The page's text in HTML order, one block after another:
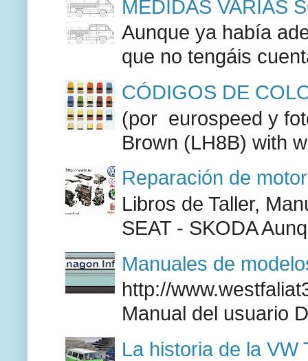
MEDIDAS VARIAS
Aunque ya había
que no tengáis
CÓDIGOS DE
(por eurospeed y
Brown (LH8B) with
Reparación de
Libros de Taller,
SEAT - SKODA
Manuales de
http://
Manual del usuario
La historia de la